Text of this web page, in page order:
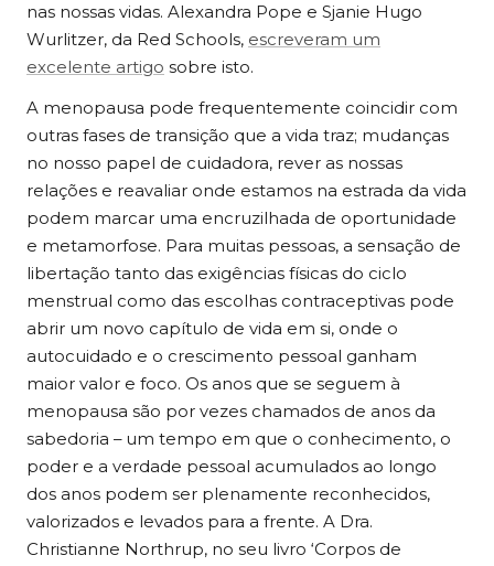
nas nossas vidas. Alexandra Pope e Sjanie Hugo
Wurlitzer, da Red Schools, escreveram um
excelente artigo sobre isto.
A menopausa pode frequentemente coincidir com
outras fases de transição que a vida traz; mudanças
no nosso papel de cuidadora, rever as nossas
relações e reavaliar onde estamos na estrada da vida
podem marcar uma encruzilhada de oportunidade
e metamorfose. Para muitas pessoas, a sensação de
libertação tanto das exigências físicas do ciclo
menstrual como das escolhas contraceptivas pode
abrir um novo capítulo de vida em si, onde o
autocuidado e o crescimento pessoal ganham
maior valor e foco. Os anos que se seguem à
menopausa são por vezes chamados de anos da
sabedoria – um tempo em que o conhecimento, o
poder e a verdade pessoal acumulados ao longo
dos anos podem ser plenamente reconhecidos,
valorizados e levados para a frente. A Dra.
Christianne Northrup, no seu livro ‘Corpos de